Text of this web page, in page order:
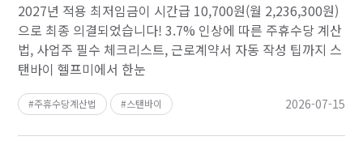
2027년 적용 최저임금이 시간급 10,700원(월 2,236,300원)
으로 최종 의결되었습니다! 3.7% 인상에 따른 주휴수당 계산
법, 사업주 필수 체크리스트, 근로계약서 자동 작성 팁까지 스
탠바이 헬프미에서 한눈
주휴수당계산법 스탠바이 2026-07-15